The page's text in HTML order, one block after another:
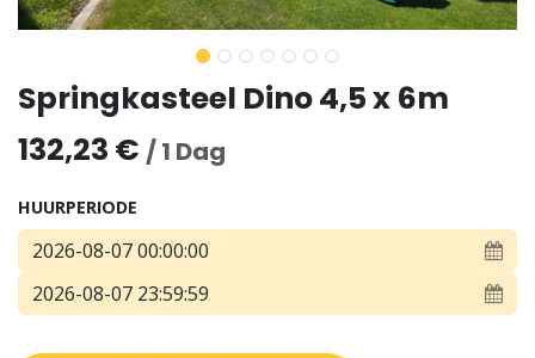
Springkasteel Dino 4,5 x 6m
132,23 € /1 Dag
HUURPERIODE